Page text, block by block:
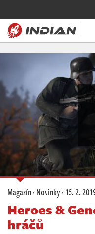
Videa
Soutěže
Databáze
Komunita
Redakce
Živě
Magazín·Novinky·15. 2.
Heroes &
hráčů